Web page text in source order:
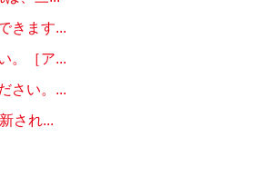
きます...
。［ア...
さい。...
され...